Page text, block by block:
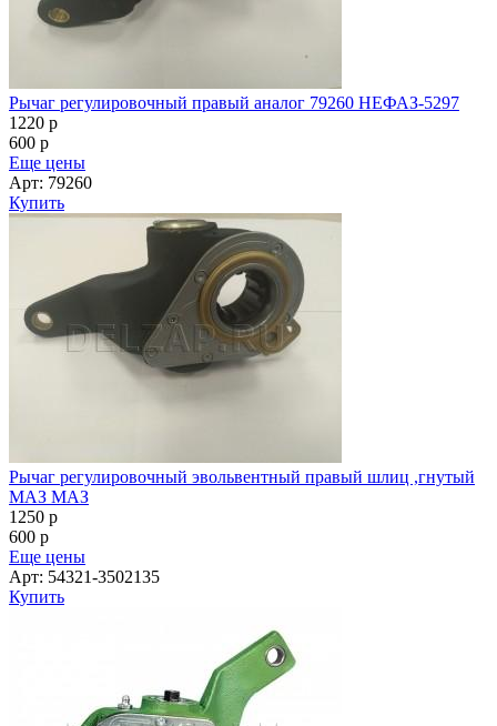
Рычаг регулировочный правый аналог 79260 НЕФАЗ-5297
1220 p
600 p
Еще цены
Арт: 79260
Купить
Рычаг регулировочный эвольвентный правый шлиц ,гнутый
МАЗ МАЗ
1250 p
600 p
Еще цены
Арт: 54321-3502135
Купить